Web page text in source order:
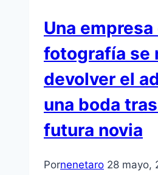
Una empresa
fotografía se
devolver el
una boda
futura novia
Pornenetaro 28 mayo,